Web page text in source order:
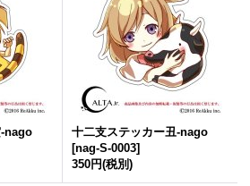
nago
十二支ステッカー丑-nago
[nag-S-0003]
350円(税別)